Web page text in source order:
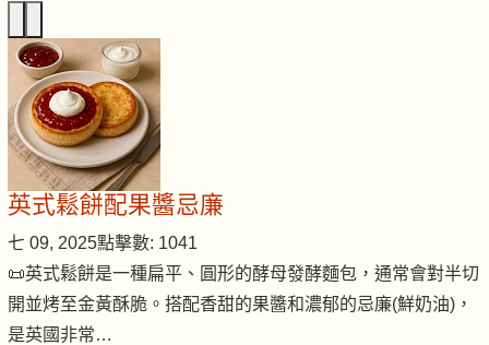
英式鬆餅配果醬忌廉
七 09, 2025點擊數: 1041
📜英式鬆餅是一種扁平、圓形的酵母發酵麵包，通常會對半切
開並烤至金黃酥脆。搭配香甜的果醬和濃郁的忌廉(鮮奶油)，
是英國非常…